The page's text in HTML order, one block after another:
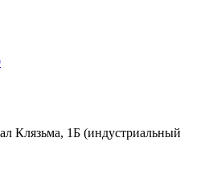
Клязьма, 1Б (индустриальный